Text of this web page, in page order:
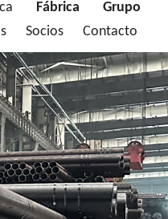
Fábrica
Grupo
Socios Contacto